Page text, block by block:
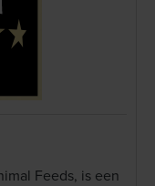
Feeds, is een